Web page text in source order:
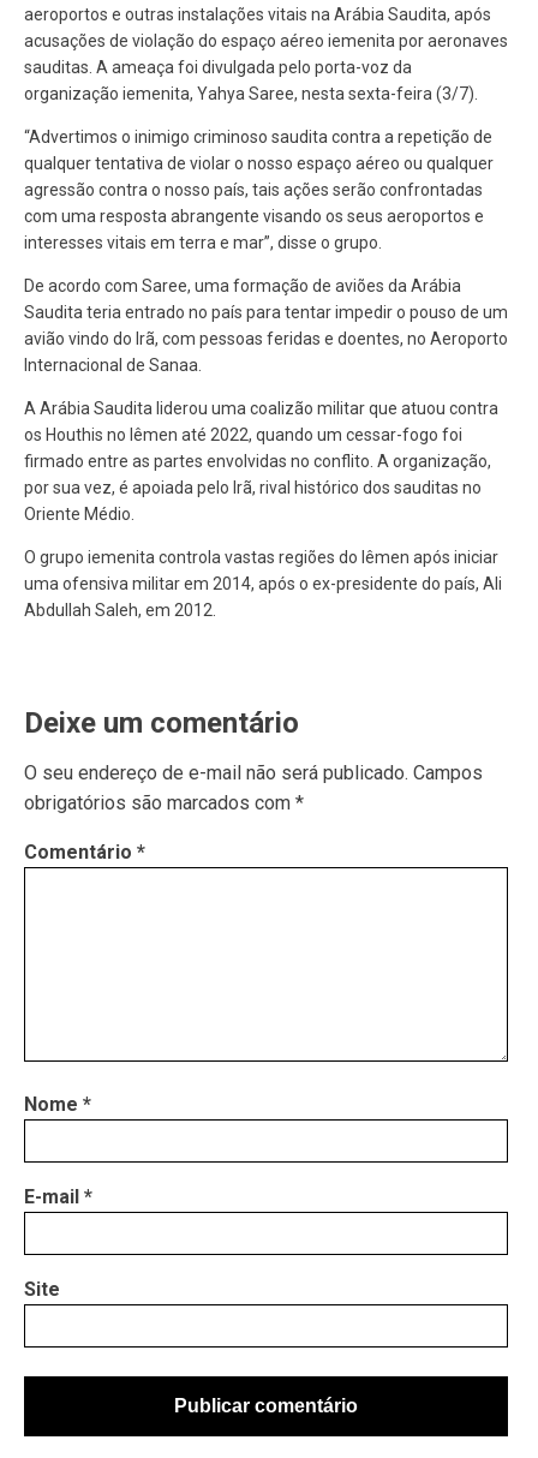
aeroportos e outras instalações vitais na Arábia Saudita, após
acusações de violação do espaço aéreo iemenita por aeronaves
sauditas. A ameaça foi divulgada pelo porta-voz da
organização iemenita, Yahya Saree, nesta sexta-feira (3/7).
“Advertimos o inimigo criminoso saudita contra a repetição de
qualquer tentativa de violar o nosso espaço aéreo ou qualquer
agressão contra o nosso país, tais ações serão confrontadas
com uma resposta abrangente visando os seus aeroportos e
interesses vitais em terra e mar”, disse o grupo.
De acordo com Saree, uma formação de aviões da Arábia
Saudita teria entrado no país para tentar impedir o pouso de um
avião vindo do Irã, com pessoas feridas e doentes, no Aeroporto
Internacional de Sanaa.
A Arábia Saudita liderou uma coalizão militar que atuou contra
os Houthis no Iêmen até 2022, quando um cessar-fogo foi
firmado entre as partes envolvidas no conflito. A organização,
por sua vez, é apoiada pelo Irã, rival histórico dos sauditas no
Oriente Médio.
O grupo iemenita controla vastas regiões do Iêmen após iniciar
uma ofensiva militar em 2014, após o ex-presidente do país, Ali
Abdullah Saleh, em 2012.
Deixe um comentário
O seu endereço de e-mail não será publicado. Campos
obrigatórios são marcados com *
Comentário *
Nome *
E-mail *
Site